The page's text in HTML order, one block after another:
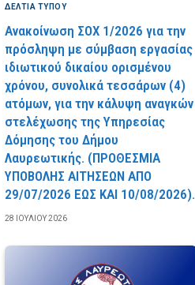
ΔΕΛΤΙΑ ΤΥΠΟΥ
Ανακοίνωση ΣΟΧ 1/2026 για την
πρόσληψη με σύμβαση εργασίας
ιδιωτικού δικαίου ορισμένου
χρόνου, συνολικά τεσσάρων (4)
ατόμων, για την κάλυψη αναγκών
στελέχωσης της Υπηρεσίας
Δόμησης του Δήμου
Λαυρεωτικής. (ΠPOΘEΣMIA
YΠOBOΛHΣ AITHΣEΩN AΠO
29/07/2026 EΩΣ KAI 10/08/2026).
28 ΙΟΥΛΊΟΥ 2026